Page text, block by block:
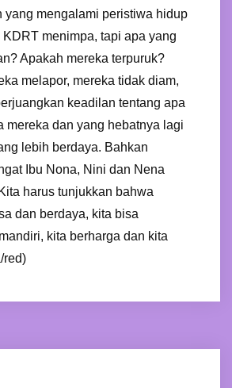
yang mengalami peristiwa hidup
KDRT menimpa, tapi apa yang
Apakah mereka terpuruk?
melapor, mereka tidak diam,
keadilan tentang apa
mereka dan yang hebatnya lagi
lebih berdaya. Bahkan
Ibu Nona, Nini dan Nena
harus tunjukkan bahwa
dan berdaya, kita bisa
kita berharga dan kita
red)